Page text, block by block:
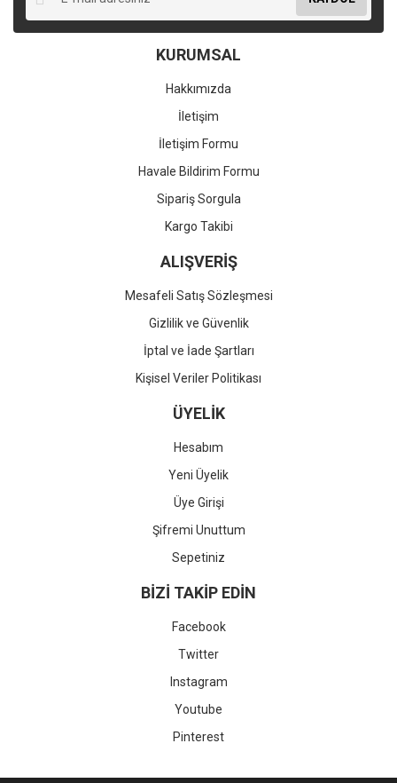
KURUMSAL
Hakkımızda
İletişim
İletişim Formu
Havale Bildirim Formu
Sipariş Sorgula
Kargo Takibi
ALIŞVERİŞ
Mesafeli Satış Sözleşmesi
Gizlilik ve Güvenlik
İptal ve İade Şartları
Kişisel Veriler Politikası
ÜYELİK
Hesabım
Yeni Üyelik
Üye Girişi
Şifremi Unuttum
Sepetiniz
BİZİ TAKİP EDİN
Facebook
Twitter
Instagram
Youtube
Pinterest